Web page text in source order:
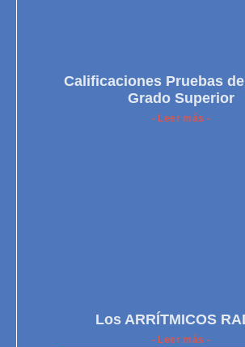
Calificaciones Pruebas
Grado Superior
- Leer más -
Los ARRÍTMICOS
- Leer más -